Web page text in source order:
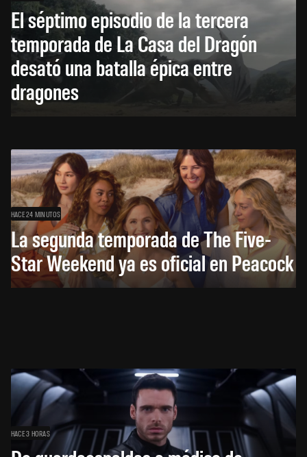
El séptimo episodio de la tercera
temporada de La Casa del Dragón
desató una batalla épica entre
dragones
HACE 24 MINUTOS
La segunda temporada de The Five-
Star Weekend ya es oficial en Peacock
HACE 3 HORAS